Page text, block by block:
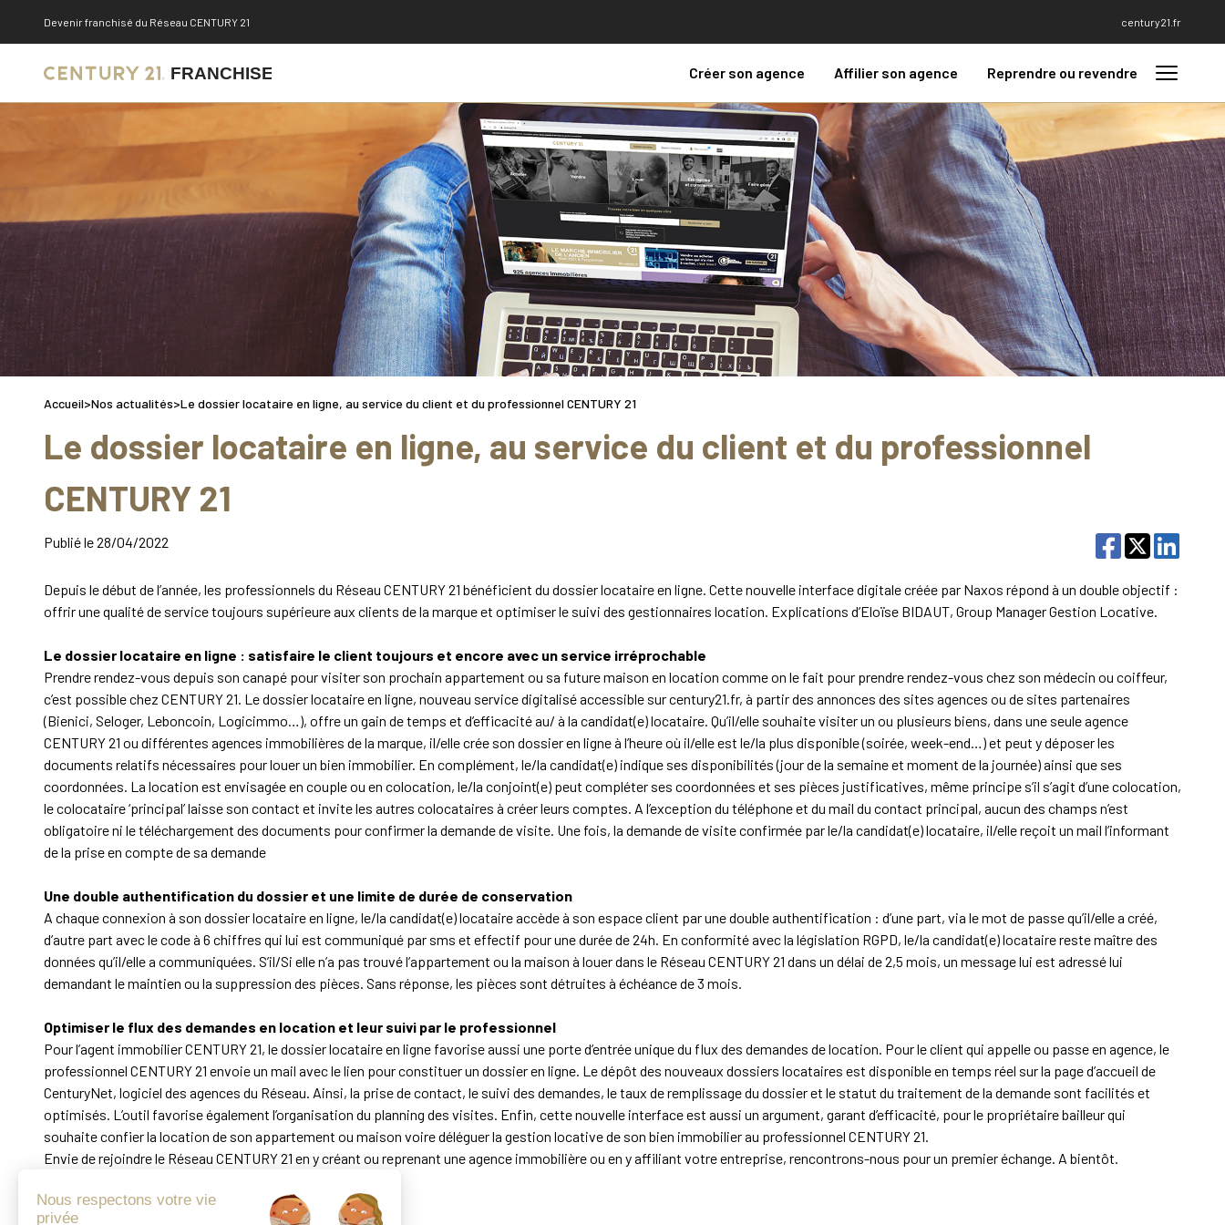
Devenir franchisé du Réseau CENTURY 21 century21.fr
Créer son agence Affilier son agence Reprendre ou revendre
Accueil>Nos actualités>Le dossier locataire en ligne, au service du client et du professionnel CENTURY 21
Le dossier locataire en ligne, au service du client et du professionnel
CENTURY 21
Publié le28/04/2022
Depuis le début de l’année, les professionnels du Réseau CENTURY 21 bénéficient du dossier locataire en ligne. Cette nouvelle interface digitale créée par Naxos répond à un double objectif :
offrir une qualité de service toujours supérieure aux clients de la marque et optimiser le suivi des gestionnaires location. Explications d’Eloïse BIDAUT, Group Manager Gestion Locative.
Le dossier locataire en ligne : satisfaire le client toujours et encore avec un service irréprochable
Prendre rendez-vous depuis son canapé pour visiter son prochain appartement ou sa future maison en location comme on le fait pour prendre rendez-vous chez son médecin ou coiffeur,
c’est possible chez CENTURY 21. Le dossier locataire en ligne, nouveau service digitalisé accessible surcentury21.fr, à partir des annonces des sites agences ou de sites partenaires
(Bienici, Seloger, Leboncoin, Logicimmo…), offre un gain de temps et d’efficacité au/ à la candidat(e) locataire. Qu’il/elle souhaite visiter un ou plusieurs biens, dans une seule agence
CENTURY 21 ou différentes agences immobilières de la marque, il/elle crée son dossier en ligne à l’heure où il/elle est le/la plus disponible (soirée, week-end…) et peut y déposer les
documents relatifs nécessaires pour louer un bien immobilier. En complément, le/la candidat(e) indique ses disponibilités (jour de la semaine et moment de la journée) ainsi que ses
coordonnées. La location est envisagée en couple ou en colocation, le/la conjoint(e) peut compléter ses coordonnées et ses pièces justificatives, même principe s’il s’agit d’une colocation,
le colocataire ‘principal’ laisse son contact et invite les autres colocataires à créer leurs comptes. A l’exception du téléphone et du mail du contact principal, aucun des champs n’est
obligatoire ni le téléchargement des documents pour confirmer la demande de visite. Une fois, la demande de visite confirmée par le/la candidat(e) locataire, il/elle reçoit un mail l’informant
de la prise en compte de sa demande
Une double authentification du dossier et une limite de durée de conservation
A chaque connexion à son dossier locataire en ligne, le/la candidat(e) locataire accède à son espace client par une double authentification : d’une part, via le mot de passe qu’il/elle a créé,
d’autre part avec le code à 6 chiffres qui lui est communiqué par sms et effectif pour une durée de 24h. En conformité avec la législation RGPD, le/la candidat(e) locataire reste maître des
données qu’il/elle a communiquées. S’il/Si elle n’a pas trouvé l’appartement ou la maison à louer dans le Réseau CENTURY 21 dans un délai de 2,5 mois, un message lui est adressé lui
demandant le maintien ou la suppression des pièces. Sans réponse, les pièces sont détruites à échéance de 3 mois.
Optimiser le flux des demandes en location et leur suivi par le professionnel
Pour l’agent immobilier CENTURY 21, le dossier locataire en ligne favorise aussi une porte d’entrée unique du flux des demandes de location. Pour le client qui appelle ou passe en agence, le
professionnel CENTURY 21 envoie un mail avec le lien pour constituer un dossier en ligne. Le dépôt des nouveaux dossiers locataires est disponible en temps réel sur la page d’accueil de
CenturyNet, logiciel des agences du Réseau. Ainsi, la prise de contact, le suivi des demandes, le taux de remplissage du dossier et le statut du traitement de la demande sont facilités et
optimisés. L’outil favorise également l’organisation du planning des visites. Enfin, cette nouvelle interface est aussi un argument, garant d’efficacité, pour le propriétaire bailleur qui
souhaite confier la location de son appartement ou maison voire déléguer la gestion locative de son bien immobilier au professionnel CENTURY 21.
Envie de rejoindre le Réseau CENTURY 21 en y créant ou reprenant une agence immobilièreou en y affiliant votre entreprise, rencontrons-nous pour un premier échange. A bientôt.
Parlons de vous, parlons bienS.